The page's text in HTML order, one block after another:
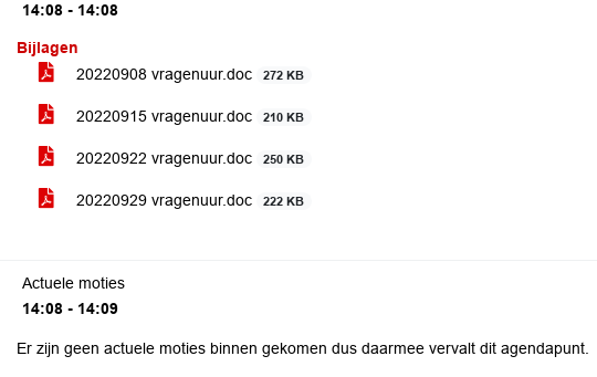
14:08 - 14:08
Bijlagen
20220908 vragenuur.doc
272 KB
20220915 vragenuur.doc 210 KB
20220922 vragenuur.doc 250 KB
20220929 vragenuur.doc 222 KB
Actuele moties
14:08 - 14:09
Er zijn geen actuele moties binnen gekomen dus daarmee vervalt dit agendapunt.